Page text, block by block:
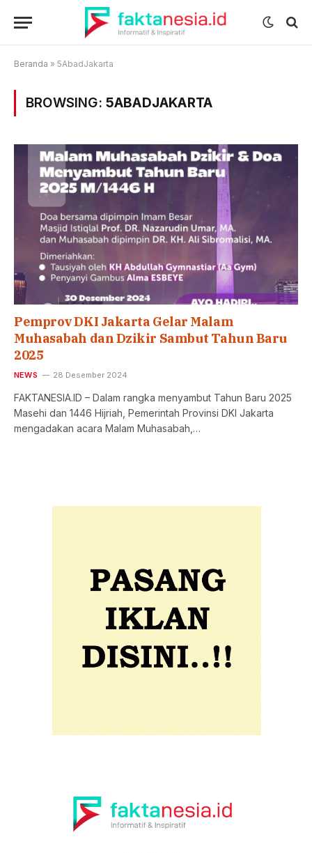
Beranda » 5AbadJakarta
BROWSING: 5ABADJAKARTA
Pemprov DKI Jakarta Gelar Malam
Muhasabah dan Dzikir Sambut Tahun Baru
2025
NEWS 28 Desember 2024
FAKTANESIA.ID – Dalam rangka menyambut Tahun Baru 2025
Masehi dan 1446 Hijriah, Pemerintah Provinsi DKI Jakarta
mengadakan acara Malam Muhasabah,…